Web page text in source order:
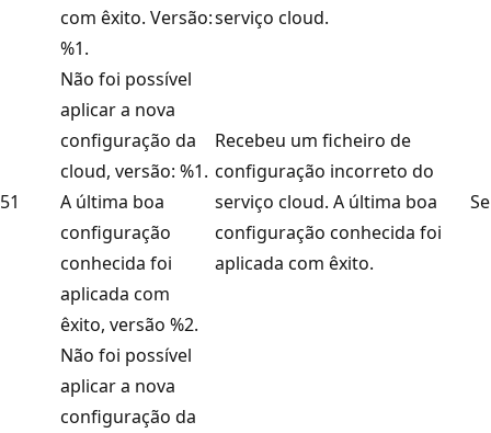
com êxito. Versão:
%1.
serviço cloud.
51
Não foi possível
aplicar a nova
configuração da
cloud, versão: %1.
A última boa
configuração
conhecida foi
aplicada com
êxito, versão %2.
Recebeu um ficheiro de
configuração incorreto do
serviço cloud. A última boa
configuração conhecida foi
aplicada com êxito.
Não foi possível
aplicar a nova
configuração da